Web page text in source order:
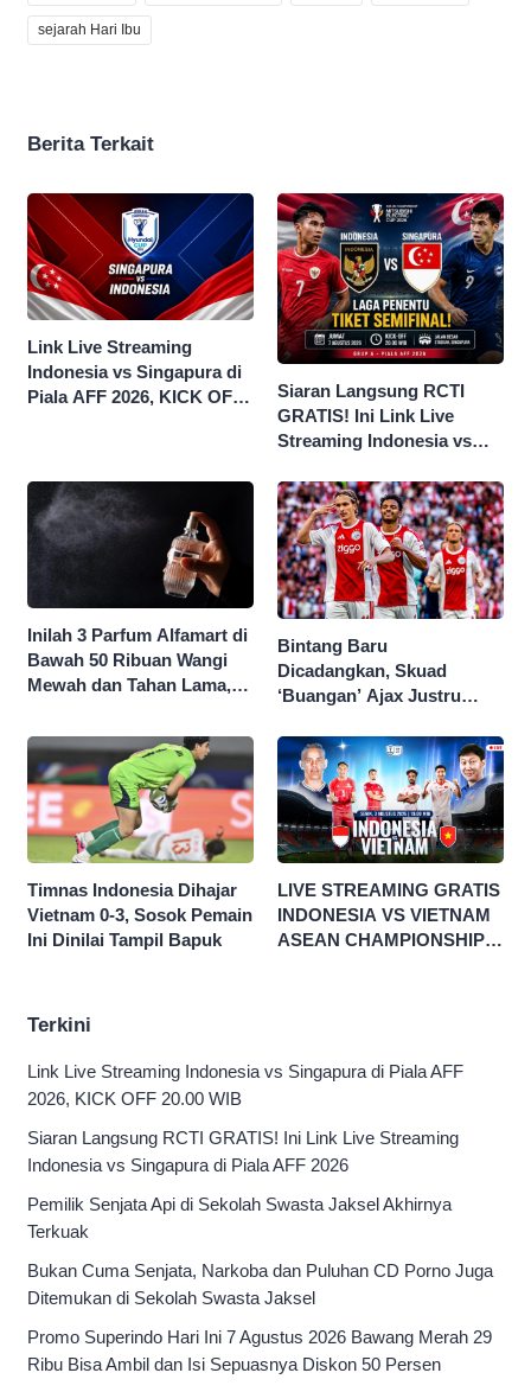
sejarah Hari Ibu
Berita Terkait
Link Live Streaming
Indonesia vs Singapura di
Piala AFF 2026, KICK OFF
Siaran Langsung RCTI
GRATIS! Ini Link Live
Streaming Indonesia vs
2026
Inilah 3 Parfum Alfamart di
Bawah 50 Ribuan Wangi
Mewah dan Tahan Lama,
1 Jutaan!
Bintang Baru
Dicadangkan, Skuad
‘Buangan’ Ajax Justru
Timnas Indonesia Dihajar
Vietnam 0-3, Sosok Pemain
Ini Dinilai Tampil Bapuk
LIVE STREAMING GRATIS
INDONESIA VS VIETNAM
ASEAN CHAMPIONSHIP
Terkini
Link Live Streaming Indonesia vs Singapura di Piala AFF
2026, KICK OFF 20.00 WIB
Siaran Langsung RCTI GRATIS! Ini Link Live Streaming
Indonesia vs Singapura di Piala AFF 2026
Pemilik Senjata Api di Sekolah Swasta Jaksel Akhirnya
Terkuak
Bukan Cuma Senjata, Narkoba dan Puluhan CD Porno Juga
Ditemukan di Sekolah Swasta Jaksel
Promo Superindo Hari Ini 7 Agustus 2026 Bawang Merah 29
Ribu Bisa Ambil dan Isi Sepuasnya Diskon 50 Persen